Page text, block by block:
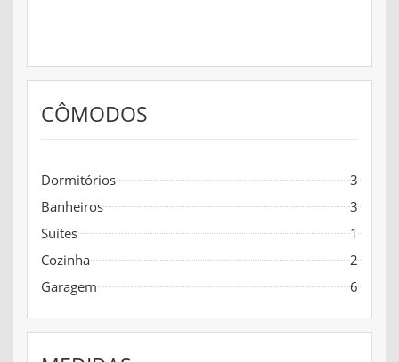
CÔMODOS
Dormitórios
3
Banheiros
3
Suítes
1
Cozinha
2
Garagem
6